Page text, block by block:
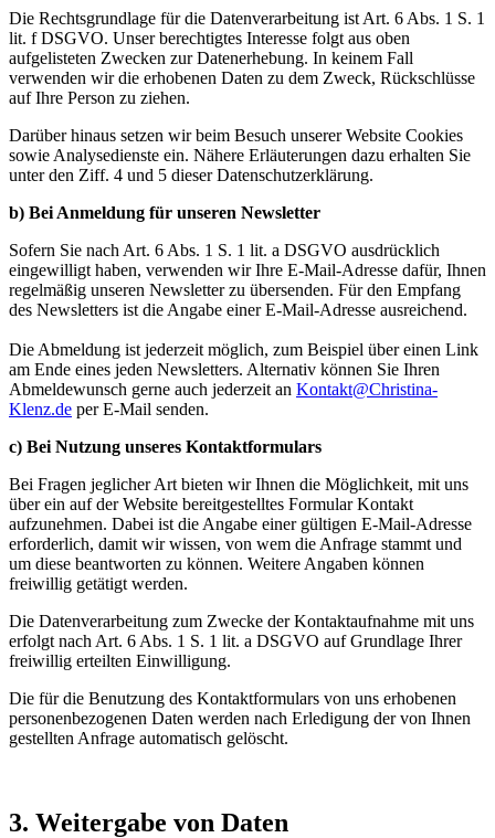
Die Rechtsgrundlage für die Datenverarbeitung ist Art. 6 Abs. 1 S. 1
lit. f DSGVO. Unser berechtigtes Interesse folgt aus oben
aufgelisteten Zwecken zur Datenerhebung. In keinem Fall
verwenden wir die erhobenen Daten zu dem Zweck, Rückschlüsse
auf Ihre Person zu ziehen.
Darüber hinaus setzen wir beim Besuch unserer Website Cookies
sowie Analysedienste ein. Nähere Erläuterungen dazu erhalten Sie
unter den Ziff. 4 und 5 dieser Datenschutzerklärung.
b) Bei Anmeldung für unseren Newsletter
Sofern Sie nach Art. 6 Abs. 1 S. 1 lit. a DSGVO ausdrücklich
eingewilligt haben, verwenden wir Ihre E-Mail-Adresse dafür, Ihnen
regelmäßig unseren Newsletter zu übersenden. Für den Empfang
des Newsletters ist die Angabe einer E-Mail-Adresse ausreichend.
Die Abmeldung ist jederzeit möglich, zum Beispiel über einen Link
am Ende eines jeden Newsletters. Alternativ können Sie Ihren
Abmeldewunsch gerne auch jederzeit an Kontakt@Christina-
Klenz.de per E-Mail senden.
c) Bei Nutzung unseres Kontaktformulars
Bei Fragen jeglicher Art bieten wir Ihnen die Möglichkeit, mit uns
über ein auf der Website bereitgestelltes Formular Kontakt
aufzunehmen. Dabei ist die Angabe einer gültigen E-Mail-Adresse
erforderlich, damit wir wissen, von wem die Anfrage stammt und
um diese beantworten zu können. Weitere Angaben können
freiwillig getätigt werden.
Die Datenverarbeitung zum Zwecke der Kontaktaufnahme mit uns
erfolgt nach Art. 6 Abs. 1 S. 1 lit. a DSGVO auf Grundlage Ihrer
freiwillig erteilten Einwilligung.
Die für die Benutzung des Kontaktformulars von uns erhobenen
personenbezogenen Daten werden nach Erledigung der von Ihnen
gestellten Anfrage automatisch gelöscht.
3. Weitergabe von Daten